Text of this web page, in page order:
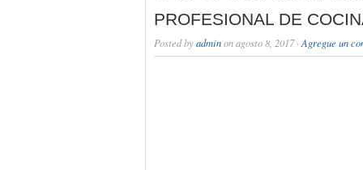
PROFESIONAL DE
Posted byadminon agosto 8, 2017 · Agregue un